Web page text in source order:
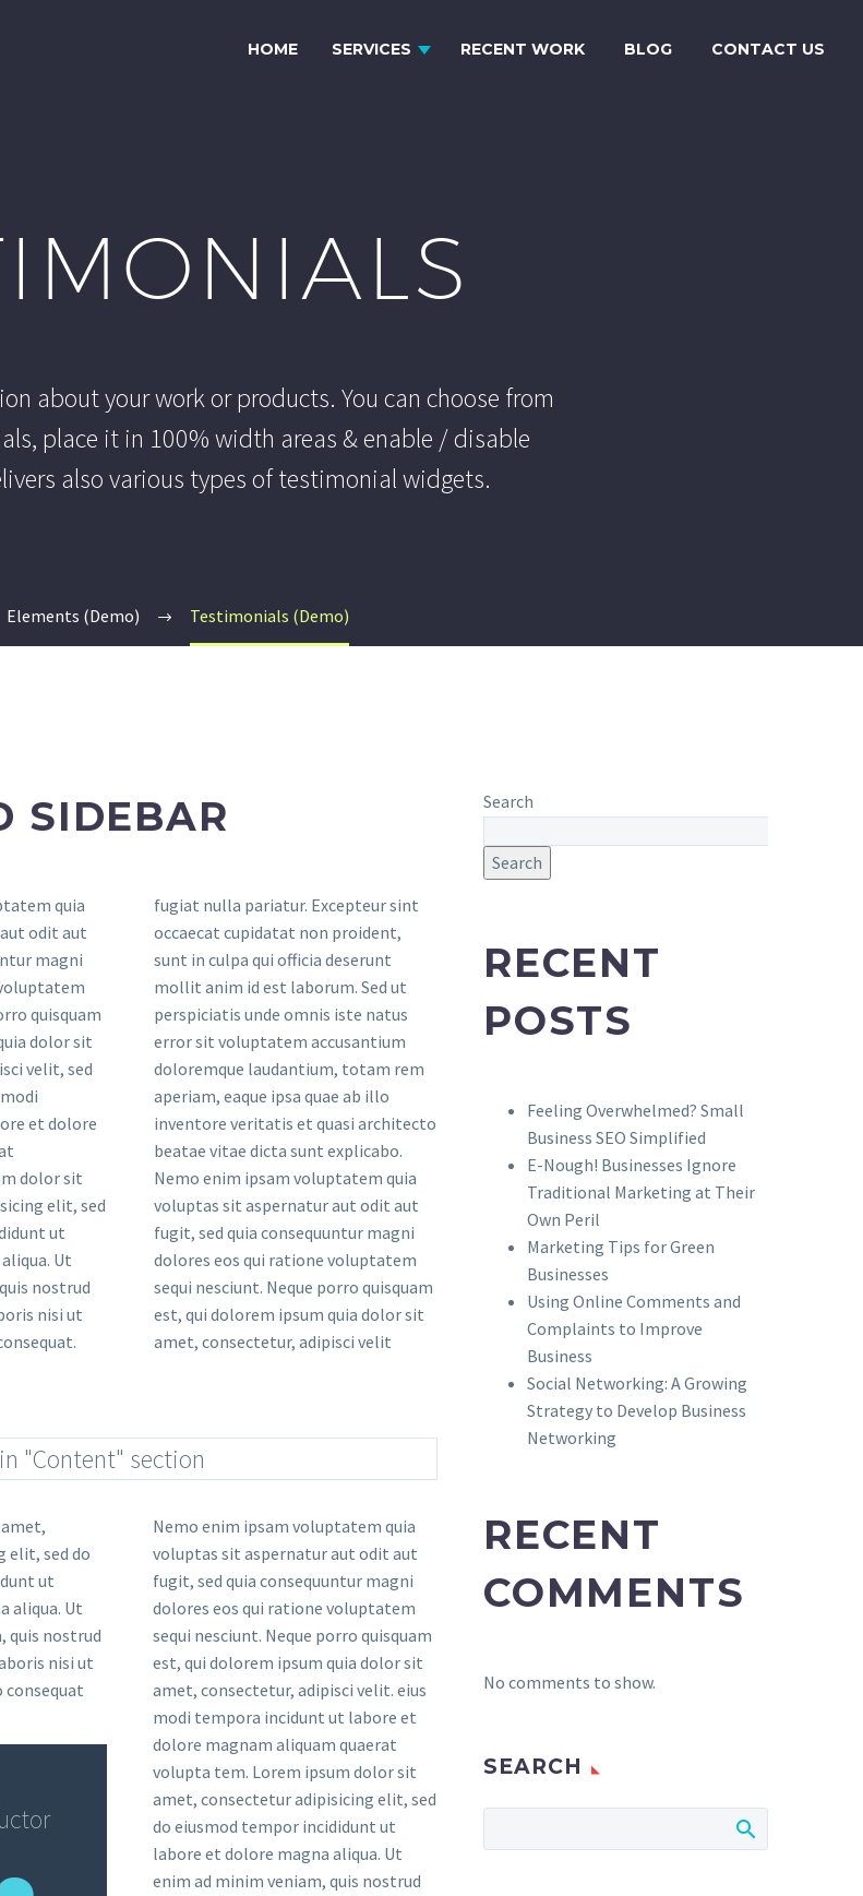
HOME SERVICES RECENT WORK BLOG CONTACT US
about your work or products. You can choose from
place it in 100% width areas & enable / disable
also various types of testimonial widgets.
Elements (Demo) Testimonials (Demo)
SIDEBAR
amet, consectetur, adipisci velit
"Content" section
consequat
Nemo enim ipsam voluptatem quia
voluptas sit aspernatur aut odit aut
fugit, sed quia consequuntur magni
dolores eos qui ratione voluptatem
sequi nesciunt. Neque porro quisquam
est, qui dolorem ipsum quia dolor sit
amet, consectetur, adipisci velit. eius
modi tempora incidunt ut labore et
dolore magnam aliquam quaerat
volupta tem. Lorem ipsum dolor sit
amet, consectetur adipisicing elit, sed
do eiusmod tempor incididunt ut
labore et dolore magna aliqua. Ut
enim ad minim veniam, quis nostrud
Search
Search
RECENT
POSTS
Feeling Overwhelmed? Small
Business SEO Simplified
E-Nough! Businesses Ignore
Traditional Marketing at Their
Own Peril
Marketing Tips for Green
Businesses
Using Online Comments and
Complaints to Improve
Business
Social Networking: A Growing
Strategy to Develop Business
Networking
RECENT
COMMENTS
No comments to show.
SEARCH